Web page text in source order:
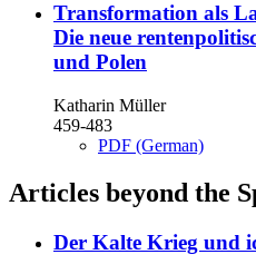
Transformation als
Die neue
und Polen
Katharin Müller
459-483
PDF (German)
Articles beyond the
Der Kalte Krieg und